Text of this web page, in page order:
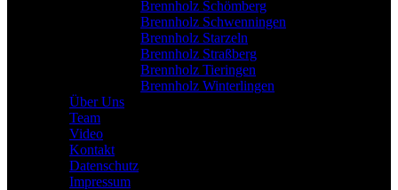
Brennholz Schömberg
Brennholz Schwenningen
Brennholz Starzeln
Brennholz Straßberg
Brennholz Tieringen
Brennholz Winterlingen
Über Uns
Team
Video
Kontakt
Datenschutz
Impressum